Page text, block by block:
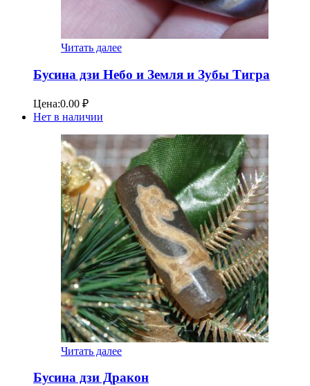
Читать далее
Бусина дзи Небо и Земля и Зубы Тигра
Цена:0.00 ₽
Нет в наличии
Читать далее
Бусина дзи Дракон